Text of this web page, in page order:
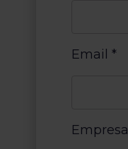
Email *
Empresa